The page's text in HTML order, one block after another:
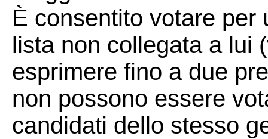
È consentito votare per
lista non collegata a lui
esprimere fino a due
non possono essere
candidati dello stesso